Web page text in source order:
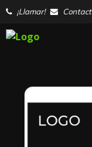
¡Llamar!